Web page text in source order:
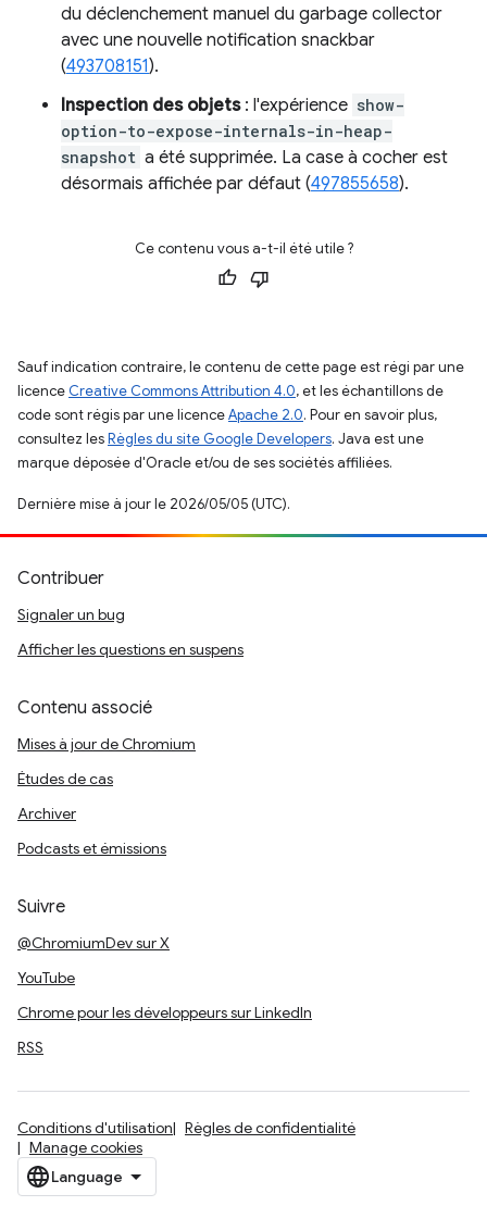
du déclenchement manuel du garbage collector
avec une nouvelle notification snackbar
(493708151).
Inspection des objets: l'expérience show-
option-to-expose-internals-in-heap-
snapshot a été supprimée. La case à cocher est
désormais affichée par défaut (497855658).
Ce contenu vous a-t-il été utile ?
Sauf indication contraire, le contenu de cette page est régi par une
licence Creative Commons Attribution 4.0, et les échantillons de
code sont régis par une licenceApache 2.0. Pour en savoir plus,
consultez lesRègles du site Google Developers. Java est une
marque déposée d'Oracle et/ou de ses sociétés affiliées.
Dernière mise à jour le 2026/05/05 (UTC).
Contribuer
Signaler un bug
Afficher les questions en suspens
Contenu associé
Mises à jour de Chromium
Études de cas
Archiver
Podcasts et émissions
Suivre
@ChromiumDev sur X
YouTube
Chrome pour les développeurs sur LinkedIn
RSS
Conditions d'utilisation
Règles de confidentialité
Manage cookies